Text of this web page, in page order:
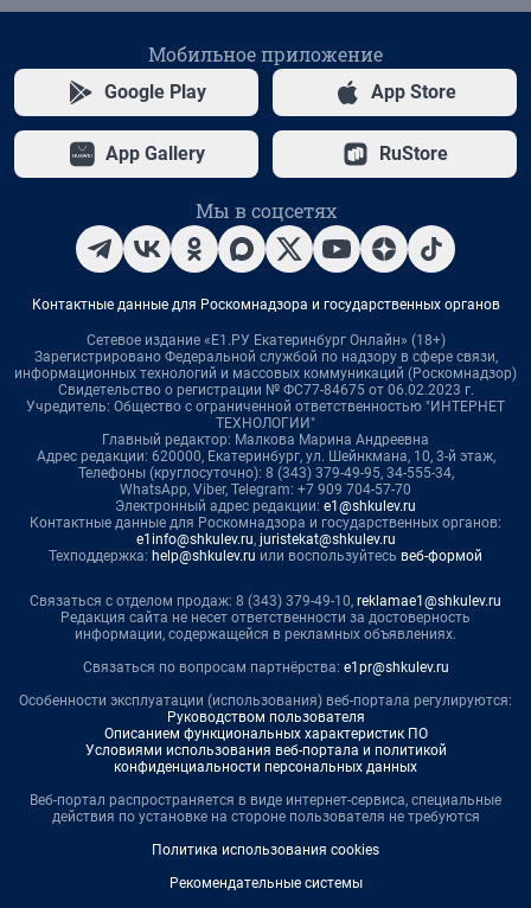
Мобильное приложение
Google Play App Store
App Gallery RuStore
Мы в соцсетях
Контактные данные для Роскомнадзора и государственных органов
Сетевое издание «Е1.РУ Екатеринбург Онлайн» (18+)
Зарегистрировано Федеральной службой по надзору в сфере связи,
информационных технологий и массовых коммуникаций (Роскомнадзор)
Свидетельство о регистрации № ФС77-84675 от 06.02.2023 г.
Учредитель: Общество с ограниченной ответственностью "ИНТЕРНЕТ
ТЕХНОЛОГИИ"
Главный редактор: Малкова Марина Андреевна
Адрес редакции: 620000, Екатеринбург, ул. Шейнкмана, 10, 3-й этаж,
Телефоны (круглосуточно): 8 (343) 379-49-95, 34-555-34,
WhatsApp, Viber, Telegram: +7 909 704-57-70
Электронный адрес редакции: e1@shkulev.ru
Контактные данные для Роскомнадзора и государственных органов:
e1info@shkulev.ru, juristekat@shkulev.ru
Техподдержка: help@shkulev.ru или воспользуйтесь веб-формой
Связаться с отделом продаж: 8 (343) 379-49-10, reklamae1@shkulev.ru
Редакция сайта не несет ответственности за достоверность
информации, содержащейся в рекламных объявлениях.
Связаться по вопросам партнёрства: e1pr@shkulev.ru
Особенности эксплуатации (использования) веб-портала регулируются:
Руководством пользователя
Описанием функциональных характеристик ПО
Условиями использования веб-портала и политикой
конфиденциальности персональных данных
Веб-портал распространяется в виде интернет-сервиса, специальные
действия по установке на стороне пользователя не требуются
Политика использования cookies
Рекомендательные системы